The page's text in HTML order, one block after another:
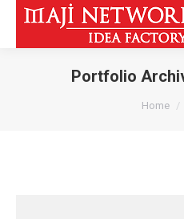
Portfolio
You are
Home